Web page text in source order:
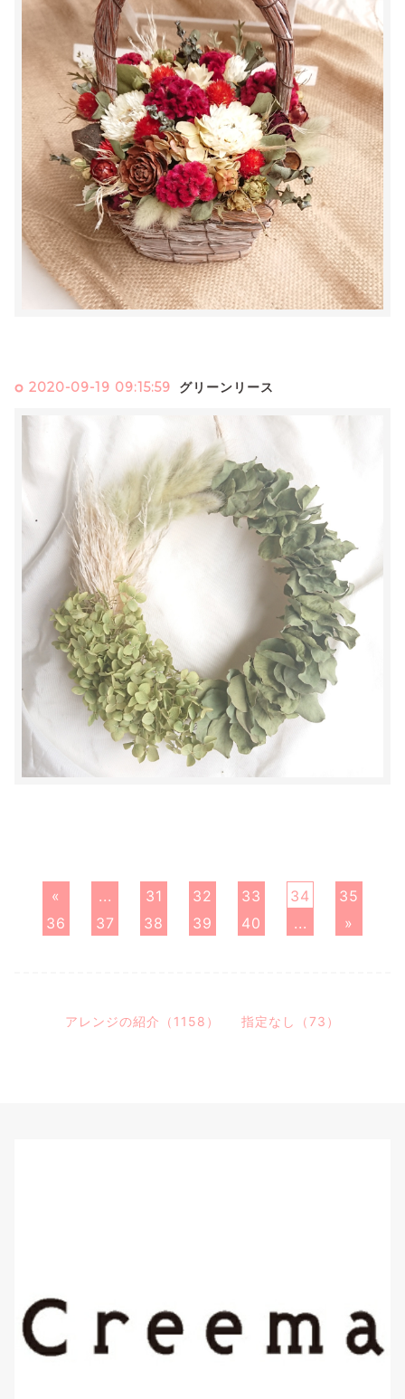
2020-09-19 09:15:59 グリーンリース
« ... 31 32 33 34
35
36
37 38 39 40 ... »
アレンジの紹介（1158） 指定なし（73）